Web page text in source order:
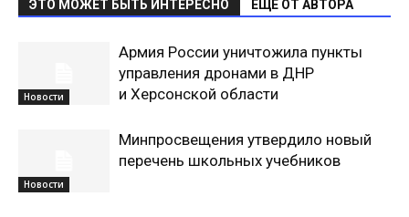
ЭТО МОЖЕТ БЫТЬ ИНТЕРЕСНО ЕЩЕ ОТ АВТОРА
Новости
Армия России уничтожила пункты
управления дронами в ДНР
и Херсонской области
Новости
Минпросвещения утвердило новый
перечень школьных учебников